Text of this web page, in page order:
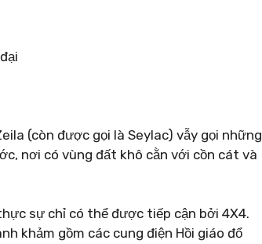
(còn được gọi là Seylac) vẫy gọi những
nơi có vùng đất khô cằn với cồn cát và
sự chỉ có thể được tiếp cận bởi 4X4.
khảm gồm các cung điện Hồi giáo đổ